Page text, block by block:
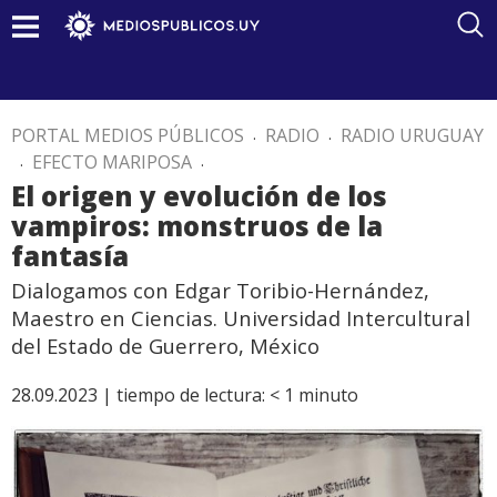
PORTAL MEDIOS PÚBLICOS . RADIO . RADIO URUGUAY
. EFECTO MARIPOSA .
El origen y evolución de los
vampiros: monstruos de la
fantasía
Dialogamos con Edgar Toribio-Hernández,
Maestro en Ciencias. Universidad Intercultural
del Estado de Guerrero, México
28.09.2023 | tiempo de lectura: < 1 minuto